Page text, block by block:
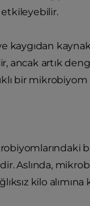
etkileyebilir.
kaygıdan
ancak artık
bir
Aslında,
kilo